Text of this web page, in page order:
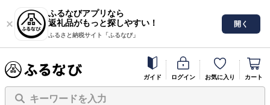
ふるなびアプリなら
返礼品がもっと探しやすい！
ふるさと納税サイト「ふるなび」
開く
ガイド ログイン お気に入り カート
キーワードを入力